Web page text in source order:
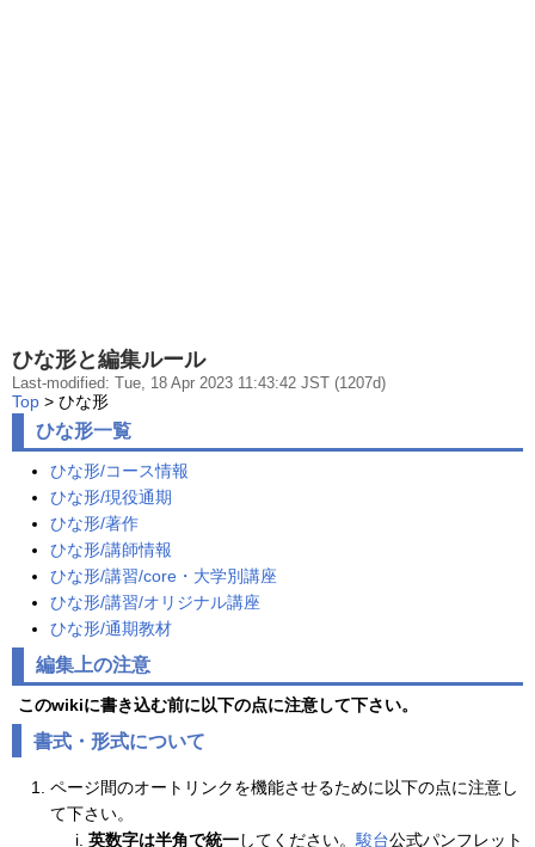
ひな形と編集ルール
Last-modified: Tue, 18 Apr 2023 11:43:42 JST (1207d)
Top > ひな形
ひな形一覧
ひな形/コース情報
ひな形/現役通期
ひな形/著作
ひな形/講師情報
ひな形/講習/core・大学別講座
ひな形/講習/オリジナル講座
ひな形/通期教材
編集上の注意
このwikiに書き込む前に以下の点に注意して下さい。
書式・形式について
ページ間のオートリンクを機能させるために以下の点に注意し
て下さい。
英数字は半角で統一してください。 駿台公式パンフレット